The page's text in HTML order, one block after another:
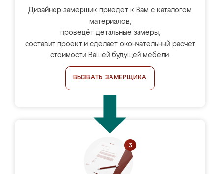
Дизайнер-замерщик приедет к Вам с каталогом
материалов,
проведёт детальные замеры,
составит проект и сделает окончательный расчёт
стоимости Вашей будущей мебели.
ВЫЗВАТЬ ЗАМЕРЩИКА